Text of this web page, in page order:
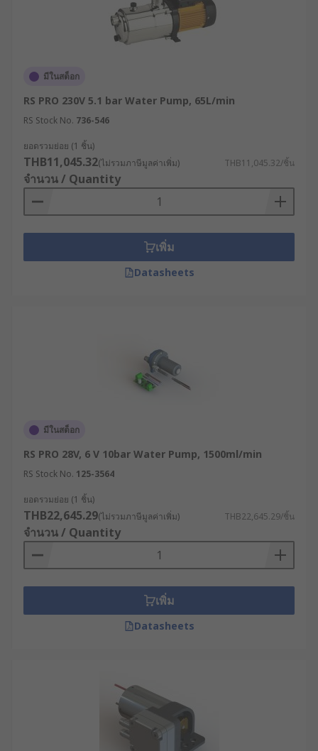
มีในสต็อก
RS PRO 230V 5.1 bar Water Pump, 65L/min
RS Stock No. 736-546
ยอดรวมย่อย (1 ชิ้น)
THB11,045.32(ไม่รวมภาษีมูลค่าเพิ่ม) THB11,045.32/ชิ้น
จำนวน / Quantity
เพิ่ม
Datasheets
มีในสต็อก
RS PRO 28V, 6 V 10bar Water Pump, 1500ml/min
RS Stock No. 125-3564
ยอดรวมย่อย (1 ชิ้น)
THB22,645.29(ไม่รวมภาษีมูลค่าเพิ่ม) THB22,645.29/ชิ้น
จำนวน / Quantity
เพิ่ม
Datasheets